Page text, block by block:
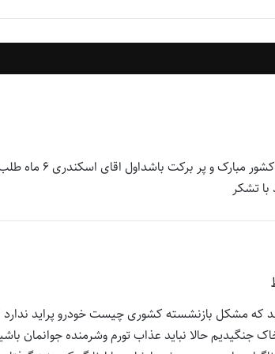
با تشکر
که مشکل بازنشسته کشوری چیست خودرو پراید
جنگیدیم حالا نباید عذاب تورم وشرمنده جوانمان